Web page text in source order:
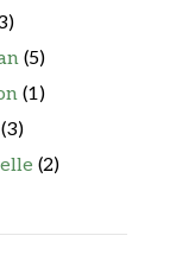
(5)
(1)
(3)
(2)